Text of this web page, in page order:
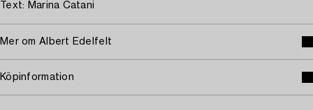
Text: Marina Catani
Mer om Albert Edelfelt
Köpinformation